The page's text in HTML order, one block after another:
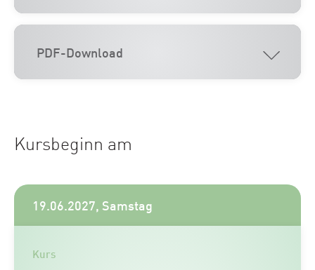
PDF-Download
Kursbeginn am
19.06.2027, Samstag
Kurs